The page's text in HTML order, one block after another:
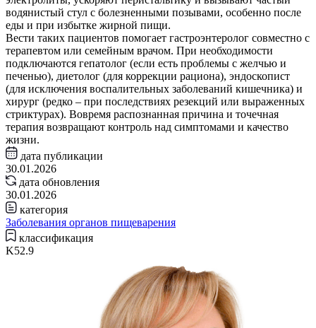
водянистый стул с болезненными позывами, особенно после
еды и при избытке жирной пищи.
Вести таких пациентов помогает гастроэнтеролог совместно с
терапевтом или семейным врачом. При необходимости
подключаются гепатолог (если есть проблемы с желчью и
печенью), диетолог (для коррекции рациона), эндоскопист
(для исключения воспалительных заболеваний кишечника) и
хирург (редко – при последствиях резекций или выраженных
стриктурах). Вовремя распознанная причина и точечная
терапия возвращают контроль над симптомами и качество
жизни.
дата публикации
30.01.2026
дата обновления
30.01.2026
категория
Заболевания органов пищеварения
классификация
K52.9